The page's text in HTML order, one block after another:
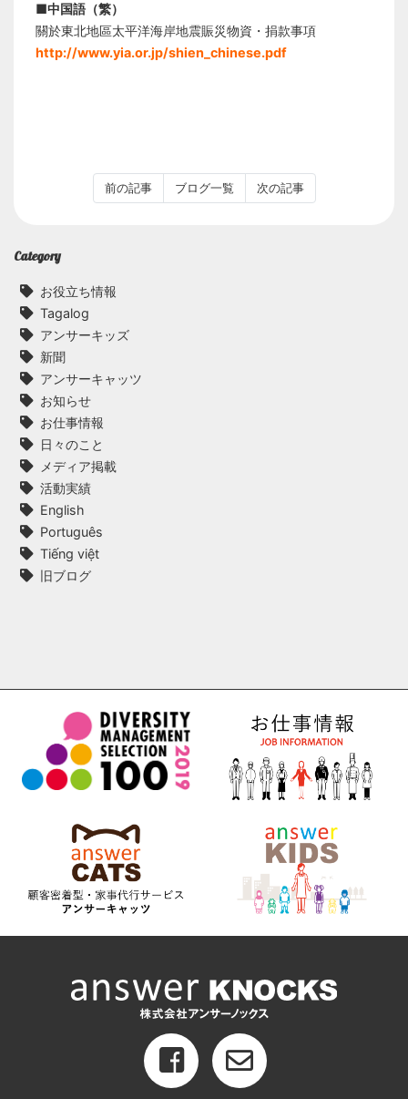
■中国語（繁）
關於東北地區太平洋海岸地震賑災物資・捐款事項
http://www.yia.or.jp/shien_chinese.pdf
前の記事 ブログ一覧 次の記事
Category
お役立ち情報
Tagalog
アンサーキッズ
新聞
アンサーキャッツ
お知らせ
お仕事情報
日々のこと
メディア掲載
活動実績
English
Português
Tiếng việt
旧ブログ